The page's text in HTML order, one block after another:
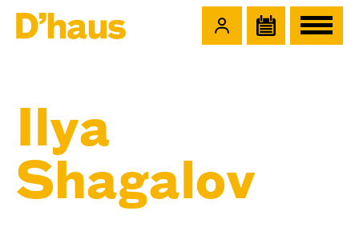
Ilya
Shagalov